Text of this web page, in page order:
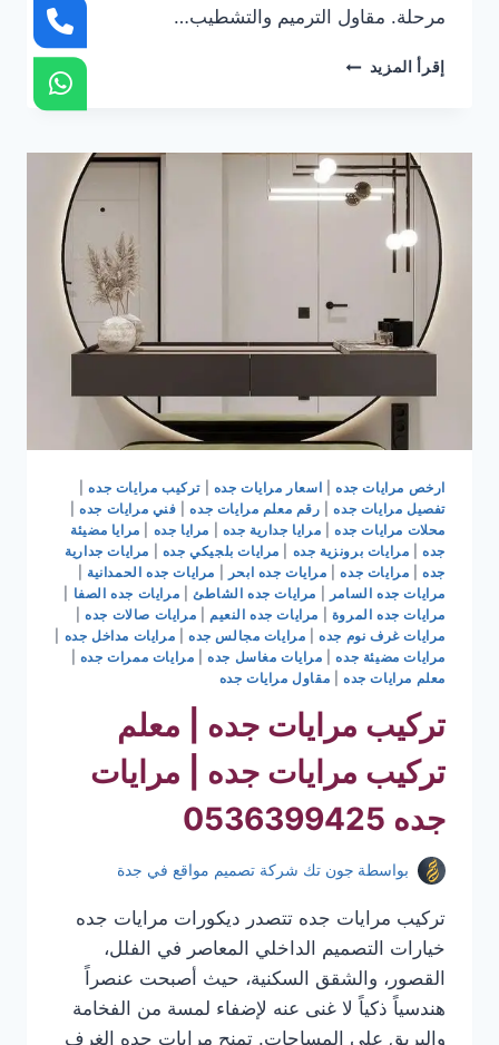
مرحلة. مقاول الترميم والتشطيب…
إقرأ المزيد ترميم
مقاول
ترميم
وتشطيب
جده
0536399425
ارخص مرايات جده| اسعار مرايات جده |تركيب مرايات جده|
تفصيل مرايات جده| رقم معلم مرايات جده| فني مرايات جده|
محلات مرايات جده| مرايا جدارية جده مرايا جده
مرايا مضيئة
جده| مرايات برونزية جده مرايات بلجيكي جده
مرايات جدارية
جده| مرايات جده| مرايات جده ابحر مرايات جده الحمدانية
مرايات جده السامر
مرايات جده الشاطئ مرايات جده الصفا
مرايات جده المروة
مرايات جده النعيم مرايات صالات جده|
مرايات غرف نوم جده| مرايات مجالس جده مرايات مداخل جده
مرايات مضيئة جده| مرايات مغاسل جده| مرايات ممرات جده
معلم مرايات جده| مقاول مرايات جده
تركيب مرايات جده | معلم
تركيب مرايات جده | مرايات
جده 0536399425
بواسطة جون تك شركة تصميم مواقع في جدة
تركيب مرايات جده تتصدر ديكورات مرايات جده
خيارات التصميم الداخلي المعاصر في الفلل،
القصور، والشقق السكنية، حيث أصبحت عنصراً
هندسياً ذكياً لا غنى عنه لإضفاء لمسة من الفخامة
والبريق على المساحات. تمنح مرايات جده الغرف